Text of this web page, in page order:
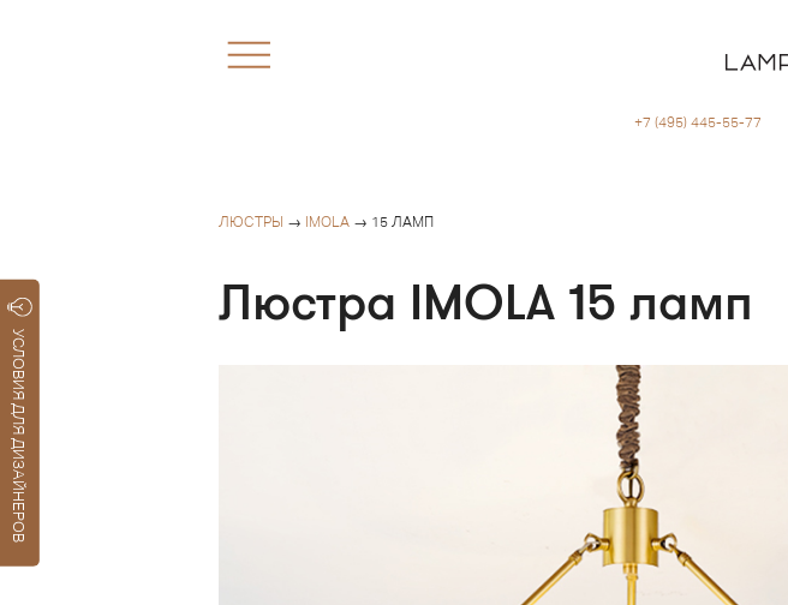
УСЛОВИЯ ДЛЯ ДИЗАЙНЕРОВ
+7 (495) 445-55-77
ЛЮСТРЫ → IMOLA → 15 ЛАМП
Люстра IMOLA 15 ламп